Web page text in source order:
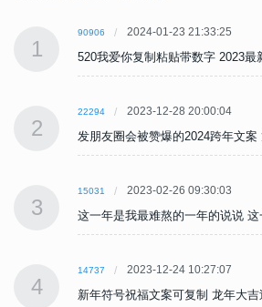
1
90906 2024-01-23 21:33:25
520我爱你复制粘贴带数字 2023最
2
22294 2023-12-28 20:00:04
发朋友圈会被赞爆的2024跨年文
3
15031 2023-02-26 09:30:03
这一年是我最难熬的一年的说说
4
14737 2023-12-24 10:27:07
新年符号祝福文案可复制 龙年大